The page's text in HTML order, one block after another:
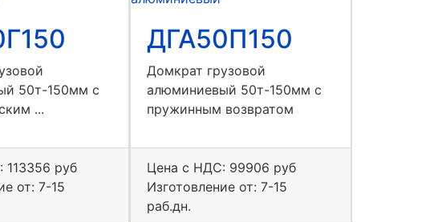
50т-150мм с
...
113356 руб
от: 7-15
ДГА50П150
Домкрат грузовой
алюминиевый 50т-150мм с
пружинным возвратом
Цена с НДС: 99906 руб
Изготовление от: 7-15
раб.дн.